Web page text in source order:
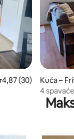
ocjena:
4,87 (30)
Kuća –
4